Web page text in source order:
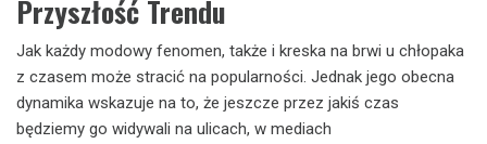
Przyszłość Trendu
Jak każdy modowy fenomen, także i kreska na brwi u chłopaka
z czasem może stracić na popularności. Jednak jego obecna
dynamika wskazuje na to, że jeszcze przez jakiś czas
będziemy go widywali na ulicach, w mediach